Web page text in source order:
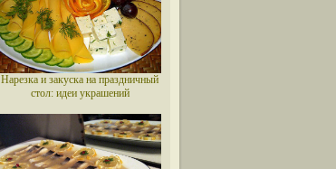
Нарезка и закуска на праздничный
стол: идеи украшений